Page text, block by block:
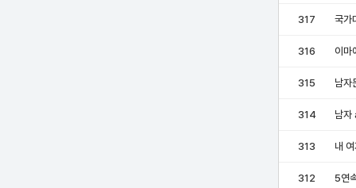
317 국가
316 이마
315 남자
314 남자
313 내
312 5연